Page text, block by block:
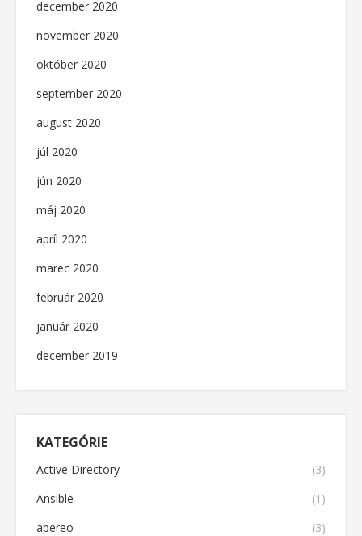
december 2020
november 2020
október 2020
september 2020
august 2020
júl 2020
jún 2020
máj 2020
apríl 2020
marec 2020
február 2020
január 2020
december 2019
KATEGÓRIE
Active Directory
(3)
Ansible
(1)
apereo
(3)